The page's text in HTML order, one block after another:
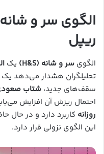
ریپل
الگوی سر و شانه (H&S) یک
تحلیلگران هشدار می‌دهد
سقف‌های جدید، شتاب
احتمال ریزش آن افزایش
روزانه کاربرد دارد و در حال
این الگوی نزولی قرار دارد.